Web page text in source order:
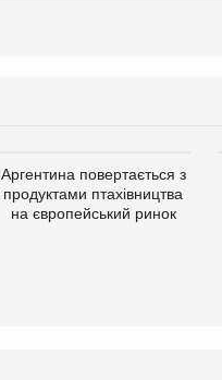
Аргентина повертається з
продуктами птахівництва
на європейський ринок